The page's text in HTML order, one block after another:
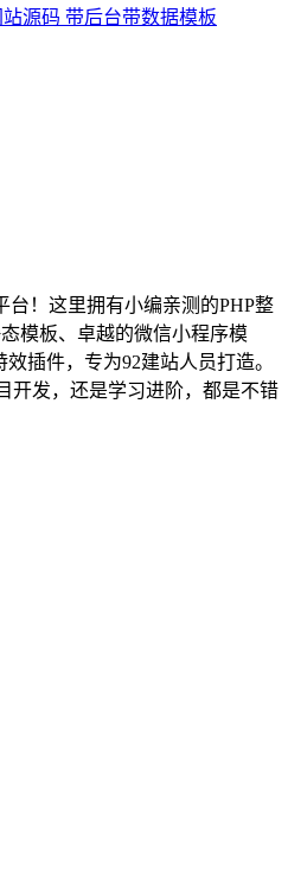
源码 带后台带数据模板
台！这里拥有小编亲测的PHP整
模板、卓越的微信小程序模
插件，专为92建站人员打造。
开发，还是学习进阶，都是不错